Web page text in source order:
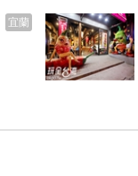
宜蘭